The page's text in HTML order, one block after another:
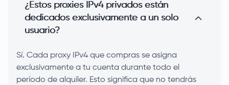
¿Estos proxies IPv4 privados están
dedicados exclusivamente a un solo
usuario?
Sí. Cada proxy IPv4 que compras se asigna
exclusivamente a tu cuenta durante todo el
período de alquiler. Esto significa que no tendrás